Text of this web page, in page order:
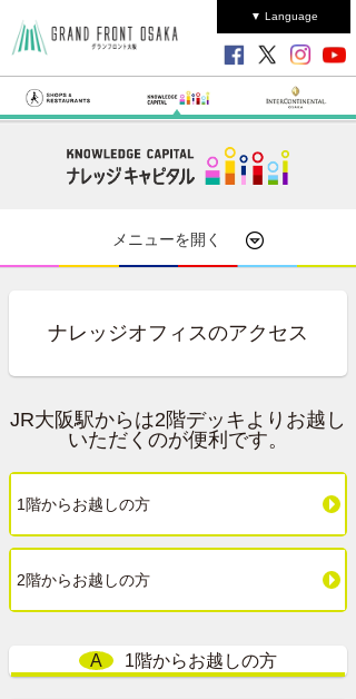
▼ Language
メニューを開く
ナレッジオフィスのアクセス
JR大阪駅からは2階デッキよりお越し
いただくのが便利です。
1階からお越しの方
2階からお越しの方
A 1階からお越しの方